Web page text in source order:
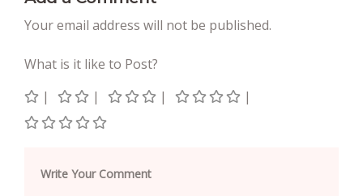
Your email address will not be published.
What is it like to Post?